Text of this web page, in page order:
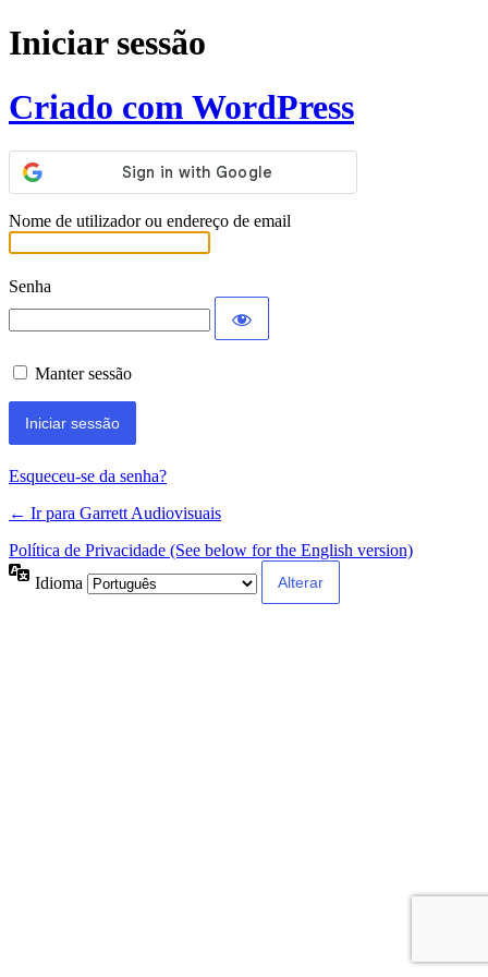
Iniciar sessão
Criado com WordPress
Nome de utilizador ou endereço de email
Senha
Manter sessão
Esqueceu-se da senha?
← Ir para Garrett Audiovisuais
Política de Privacidade (See below for the English version)
Idioma